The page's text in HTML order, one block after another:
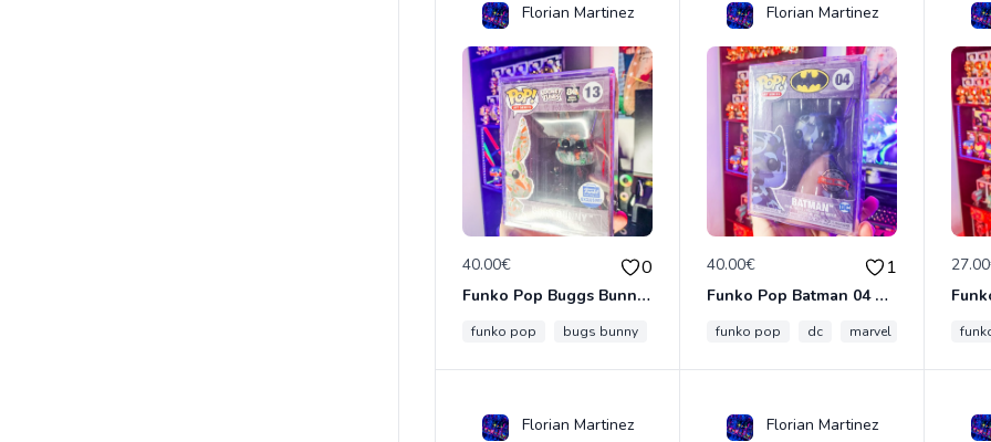
Florian Martinez
40.00€ 0
Funko Pop Buggs Bunny 13 Funko Exclusive
funko pop bugs bunny looney tunes
Florian Martinez
40.00€ 1
Funko Pop Batman 04 Art
funko pop dc marvel batman
Florian Martinez Florian Martinez